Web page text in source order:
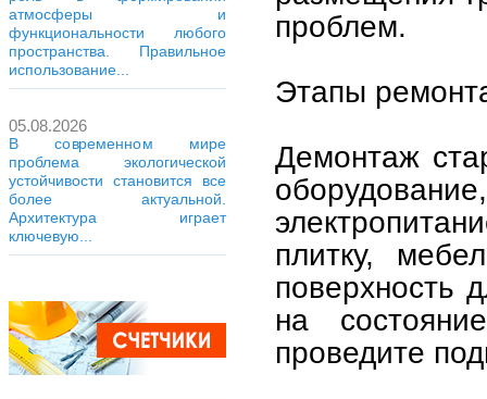
атмосферы и
функциональности любого
пространства. Правильное
использование...
05.08.2026
В современном мире
проблема экологической
устойчивости становится все
более актуальной.
Архитектура играет
ключевую...
проблем.
Этапы
Демонтаж
плитку,
поверхность
на
проведите